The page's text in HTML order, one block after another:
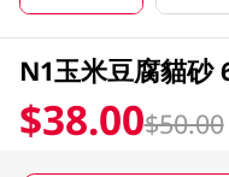
N1玉米豆腐貓砂
$38.00$50.00